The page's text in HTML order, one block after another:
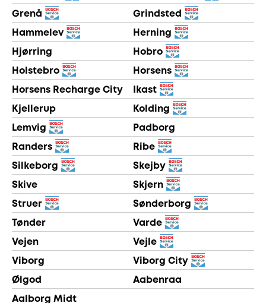
Grenå Grindsted
Hammelev Herning
Hjørring Hobro
Holstebro Horsens
Horsens Recharge City Ikast
Kjellerup Kolding
Lemvig Padborg
Randers Ribe
Silkeborg Skejby
Skive Skjern
Struer Sønderborg
Tønder Varde
Vejen Vejle
Viborg Viborg City
Ølgod Aabenraa
Aalborg Midt